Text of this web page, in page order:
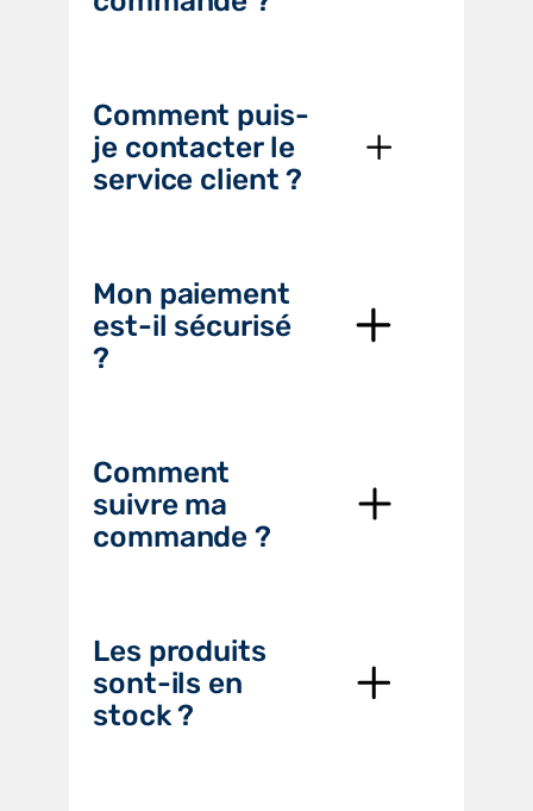
Comment puis-
je contacter le
service client ?
Mon paiement
est-il sécurisé
?
Comment
suivre ma
commande ?
Les produits
sont-ils en
stock ?